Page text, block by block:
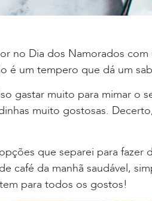
no Dia dos Namorados
é um tempero que dá um
gastar muito para mimar o
muito gostosas.
que separei para fazer
café da manhã saudável,
para todos os gostos!